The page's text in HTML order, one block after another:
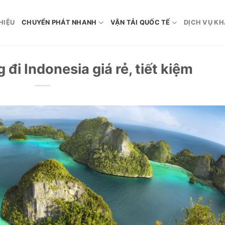
CHUYỂN PHÁT NHANH VẬN TẢI QUỐC TẾ DỊCH VỤ
đi Indonesia giá rẻ, tiết kiệm